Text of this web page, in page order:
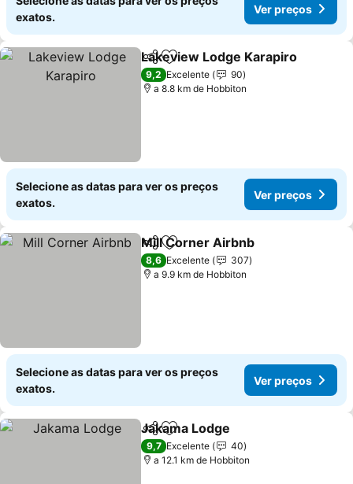
exatos.
Ver preços
PartilharAdicionar aos favoritos
Lakeview Lodge Karapiro
9,2 Excelente
90
a 8.8 km de Hobbiton
Selecione as datas para ver os preços
exatos.
Ver preços
PartilharAdicionar aos favoritos
Mill Corner Airbnb
8,6 Excelente
307
a 9.9 km de Hobbiton
Selecione as datas para ver os preços
exatos.
Ver preços
PartilharAdicionar aos favoritos
Jakama Lodge
9,7 Excelente
40
a 12.1 km de Hobbiton